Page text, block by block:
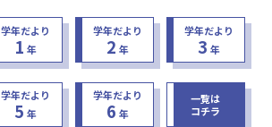
学年だより
1 年
学年だより
2 年
学年だより
3 年
学年だより
5 年
学年だより
6 年
一覧は
コチラ